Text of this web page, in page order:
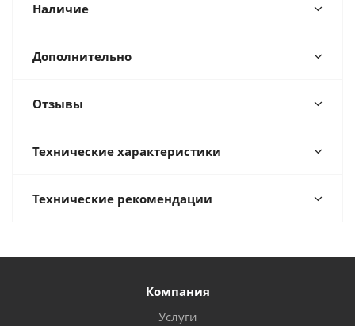
Наличие
Дополнительно
Отзывы
Технические характеристики
Технические рекомендации
Компания
Услуги